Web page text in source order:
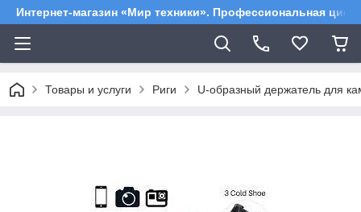
Интернет-магазин «Мир техники». Профессиональная
Товары и услуги Риги U-образный держатель для